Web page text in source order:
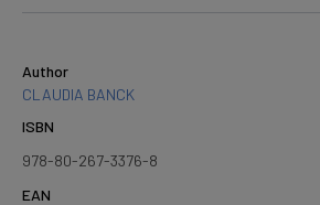
Author
CLAUDIA BANCK
ISBN
978-80-267-3376-8
EAN